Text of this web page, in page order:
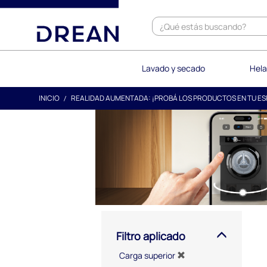
text.skipToContent
text.skipToNavigation
Lavado y secado
INICIO REALIDAD AUMENTADA: ¡PROBÁ LOS PRODUCTOS EN TU
Filtro aplicado
Carga superior